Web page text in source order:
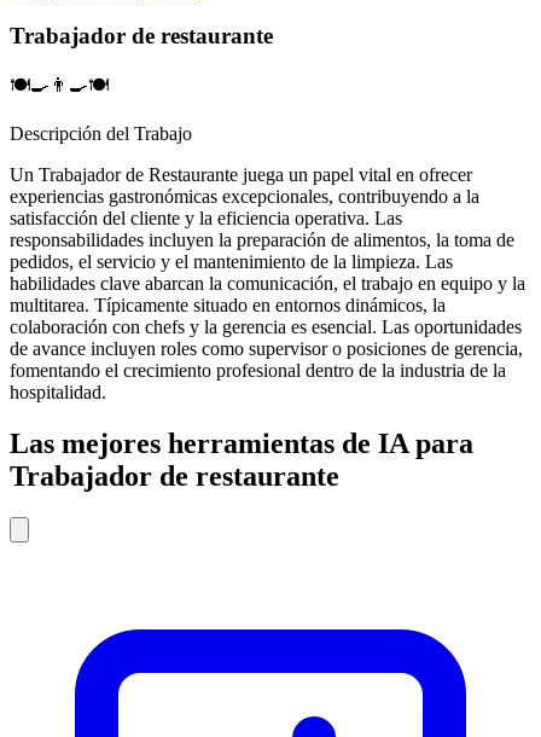
Trabajador de restaurante
🍽️🍳👨‍🍳🍽️
Descripción del Trabajo
Un Trabajador de Restaurante juega un papel vital en ofrecer
experiencias gastronómicas excepcionales, contribuyendo a la
satisfacción del cliente y la eficiencia operativa. Las
responsabilidades incluyen la preparación de alimentos, la toma de
pedidos, el servicio y el mantenimiento de la limpieza. Las
habilidades clave abarcan la comunicación, el trabajo en equipo y la
multitarea. Típicamente situado en entornos dinámicos, la
colaboración con chefs y la gerencia es esencial. Las oportunidades
de avance incluyen roles como supervisor o posiciones de gerencia,
fomentando el crecimiento profesional dentro de la industria de la
hospitalidad.
Las mejores herramientas de IA para
Trabajador de restaurante